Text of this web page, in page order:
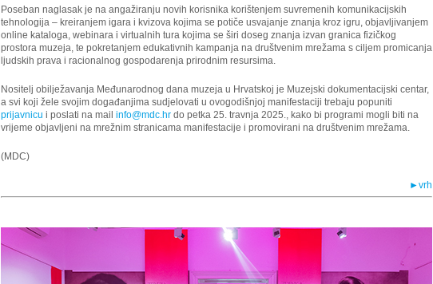
Poseban naglasak je na angažiranju novih korisnika korištenjem suvremenih komunikacijskih
tehnologija – kreiranjem igara i kvizova kojima se potiče usvajanje znanja kroz igru, objavljivanjem
online kataloga, webinara i virtualnih tura kojima se širi doseg znanja izvan granica fizičkog
prostora muzeja, te pokretanjem edukativnih kampanja na društvenim mrežama s ciljem promicanja
ljudskih prava i racionalnog gospodarenja prirodnim resursima.
Nositelj obilježavanja Međunarodnog dana muzeja u Hrvatskoj je Muzejski dokumentacijski centar,
a svi koji žele svojim događanjima sudjelovati u ovogodišnjoj manifestaciji trebaju popuniti
prijavnicu i poslati na mail info@mdc.hr do petka 25. travnja 2025., kako bi programi mogli biti na
vrijeme objavljeni na mrežnim stranicama manifestacije i promovirani na društvenim mrežama.
(MDC)
►vrh